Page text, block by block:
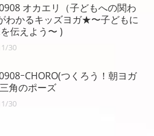
オカエリ（子どもへの関わ
わかるキッズヨガ★〜子どもに
伝えよう〜 )
30
ｰCHORO(つくろう！朝ヨガ
角のポーズ
30